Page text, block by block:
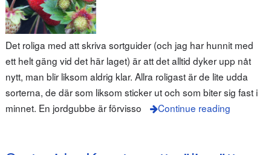
Det roliga med att skriva sortguider (och jag har hunnit med
ett helt gäng vid det här laget) är att det alltid dyker upp nåt
nytt, man blir liksom aldrig klar. Allra roligast är de lite udda
sorterna, de där som liksom sticker ut och som biter sig fast i
minnet. En jordgubbe är förvisso
Continue reading